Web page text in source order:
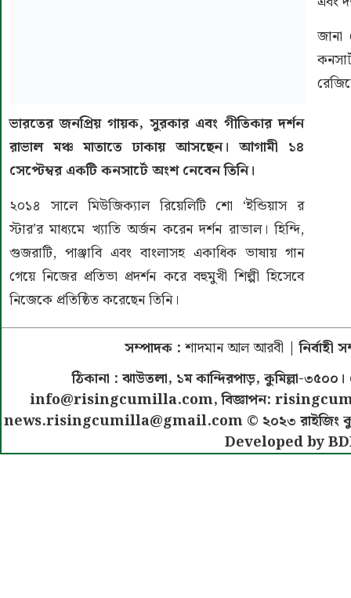
ভারতের জনপ্রিয় গায়ক, সুরকার এবং গীতিকার দর্শন
রাভাল মঞ্চ মাতাতে ঢাকায় আসছেন। আগামী ১৪
সেপ্টেম্বর একটি কনসার্টে অংশ নেবেন তিনি।
২০১৪ সালে মিউজিক্যাল রিয়েলিটি শো ‘ইন্ডিয়াস র
স্টার’র মাধ্যমে খ্যাতি অর্জন করেন দর্শন রাভাল। হিন্দি,
গুজরাটি, পাঞ্জাবি এবং বাংলাসহ একাধিক ভাষায় গান
গেয়ে নিজের প্রতিভা প্রদর্শন করে বহুমুখী শিল্পী হিসেবে
নিজেকে প্রতিষ্ঠিত করেছেন তিনি।
জানা
সম্পাদক : শাদমান আল আরবী | নির্বাহী
ঠিকানা : ঝাউতলা, ১ম কান্দিরপাড়, কুমিল্লা-
info@risingcumilla.com, বিজ্ঞাপন:
news.risingcumilla@gmail.com © ২০২৩ রাইজিং
Developed by